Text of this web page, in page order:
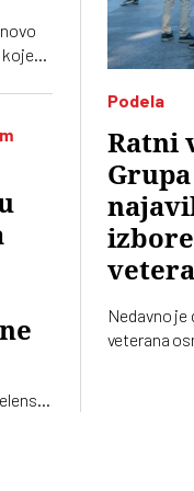
Podela
Ratni
Nedavno je
veterana